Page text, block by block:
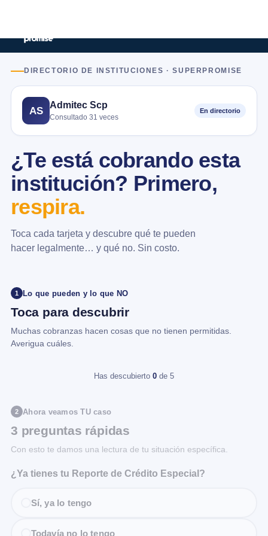
DIRECTORIO DE INSTITUCIONES · SUPERPROMISE
AS
Admitec Scp
Consultado 31 veces
En directorio
¿Te está cobrando esta
institución? Primero,
respira.
Toca cada tarjeta y descubre qué te pueden
hacer legalmente… y qué no. Sin costo.
1 Lo que pueden y lo que NO
Toca para descubrir
Muchas cobranzas hacen cosas que no tienen permitidas.
Averigua cuáles.
Has descubierto 0 de 5
2 Ahora veamos TU caso
3 preguntas rápidas
Con esto te damos una lectura de tu situación específica.
¿Ya tienes tu Reporte de Crédito Especial?
Sí, ya lo tengo
Todavía no lo tengo